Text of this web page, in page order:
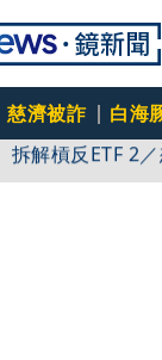
慈濟被詐 白海
拆解槓反ETF 2
太陽下抽菸後倒